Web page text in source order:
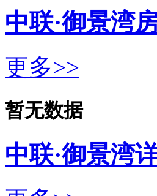
中联·御景湾
更多>>
暂无数据
中联·御景湾